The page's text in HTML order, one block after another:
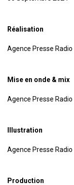
Réalisation
Agence Presse Radio
Mise en onde & mix
Agence Presse Radio
Illustration
Agence Presse Radio
Production